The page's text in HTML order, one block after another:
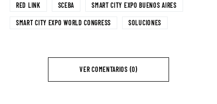
RED LINK SCEBA SMART CITY EXPO BUENOS AIRES
SMART CITY EXPO WORLD CONGRESS SOLUCIONES
VER COMENTARIOS (0)